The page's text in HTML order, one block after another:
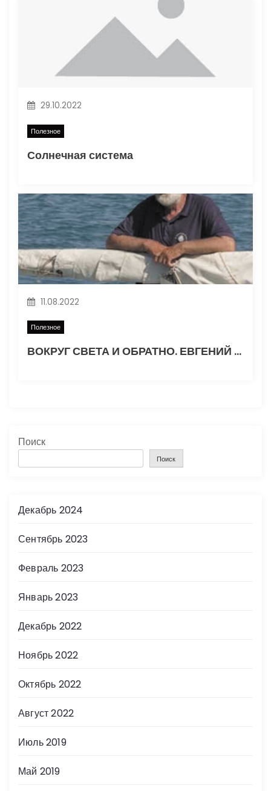
29.10.2022
Полезное
Солнечная система
11.08.2022
Полезное
ВОКРУГ СВЕТА И ОБРАТНО. ЕВГЕНИЙ ГВОЗДЕВ. Часть 1
Поиск
Поиск
Декабрь 2024
Сентябрь 2023
Февраль 2023
Январь 2023
Декабрь 2022
Ноябрь 2022
Октябрь 2022
Август 2022
Июль 2019
Май 2019